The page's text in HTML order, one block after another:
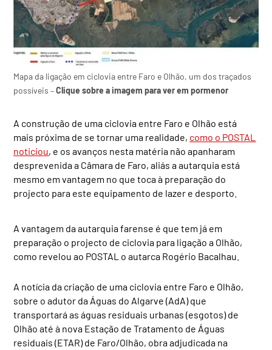
Mapa da ligação em ciclovia entre Faro e Olhão, um dos traçados
possíveis –Clique sobre a imagem para ver em pormenor
A construção de uma ciclovia entre Faro e Olhão está
mais próxima de se tornar uma realidade, como o POSTAL
noticiou, e os avanços nesta matéria não apanharam
desprevenida a Câmara de Faro, aliás a autarquia está
mesmo em vantagem no que toca à preparação do
projecto para este equipamento de lazer e desporto.
A vantagem da autarquia farense é que tem já em
preparação o projecto de ciclovia para ligação a Olhão,
como revelou ao POSTAL o autarca Rogério Bacalhau.
A notícia da criação de uma ciclovia entre Faro e Olhão,
sobre o adutor da Águas do Algarve (AdA) que
transportará as águas residuais urbanas (esgotos) de
Olhão até à nova Estação de Tratamento de Águas
residuais (ETAR) de Faro/Olhão, obra adjudicada na